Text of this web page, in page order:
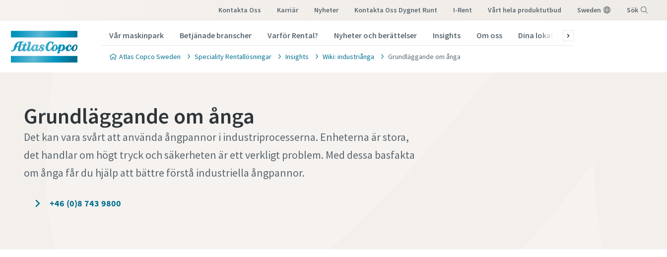
Kontakta Oss Karriär Nyheter Kontakta Oss Dygnet Runt I-Rent vårt hela produktutbud Sweden Sök
Vår maskinpark Betjänade branscher Varför Rental? Nyheter och berättelser Insights Om oss Dina lokala kontakter
Atlas Copco Sweden Speciality Rentallösningar Insights Wiki: industriånga Grundläggande om ånga
Grundläggande om ånga
Det kan vara svårt att använda ångpannor i industriprocesserna. Enheterna är stora,
det handlar om högt tryck och säkerheten är ett verkligt problem. Med dessa basfakta
om ånga får du hjälp att bättre förstå industriella ångpannor.
+46 (0)8 743 9800